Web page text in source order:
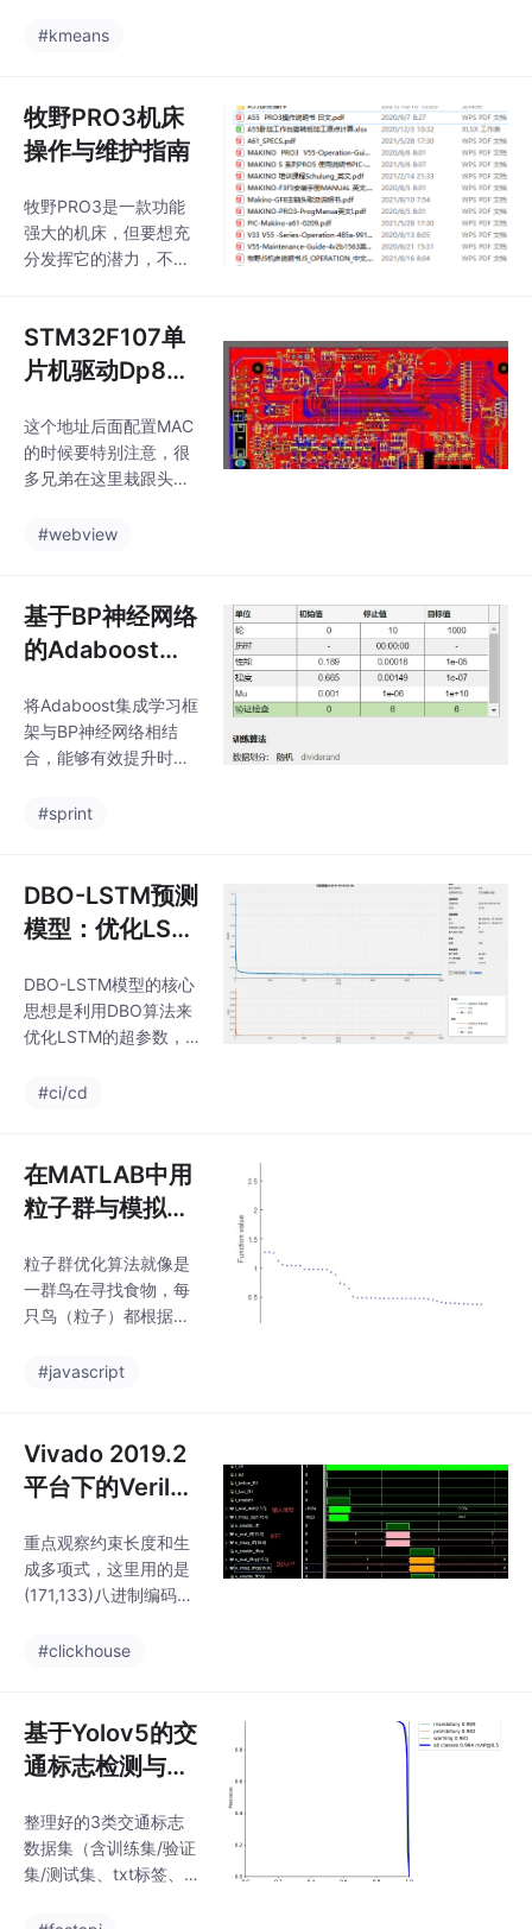
M32F107单片机驱动D
代
“姿势变化（比如歪头、
些现在都是用深度学习
（比如CNN，卷积神经
网络）解决的，但PCA
维+特征提取+分类”这
一套流程讲得明明白
白，绝对是每个想学机
的路）。哦为了让例子
更真实，给模特1的第二
#kmeans
牧野PRO3机床
操作与维护指南
牧野PRO3是一款功能
强大的机床，但要想充
分发挥它的潜力，不仅
维护方法。通过本文的
分享，希望你对PRO3
的操作和维护有了更深
入的了解，同时也欢迎
大家在实际使用中多多
交流和探讨！
STM32F107单
片机驱动Dp838
序 项目开发用到
了Dp83848这
这个地址后面配置MAC
的时候要特别注意，很
多兄弟在这里栽跟头。
48这一个以太网芯片，
份STM32F107单片机
驱动Dp83848的程序代
码例程，方便大家学习
开发用到了Dp83848这
一个以太网芯片，本人
发现其配置起来比较麻
M32F107单片机驱动D
代
#webview
基于BP神经网络
的Adaboost算
测
将Adaboost集成学习框
架与BP神经网络相结
合，能够有效提升时间
的泛化能力。通过迭代
适应复杂的时间序列变
化。模型训练时间较
长，尤其是当迭代次数
高，参数调优较为困难
基模型的选择与调整会
影响最终效果探索更高
减少训练时间研究其他
合其他特征提取方法，
提升模型性能。
#sprint
DBO-LSTM预测
模型：优化LST
的注释版
DBO-LSTM模型的核心
思想是利用DBO算法来
优化LSTM的超参数，
经元数量等。DBO是一
模拟蜣螂的滚球、跳舞
和繁殖行为来寻找最优
解。相比于传统的梯度
索能力上表现更好，不
容易陷入局部最优。DB
O-LSTM模型通过引入
的超参数，显著提升了
M，DBO-LS
#ci/cd
在MATLAB中用
粒子群与模拟退
分割
粒子群优化算法就像是
一群鸟在寻找食物，每
只鸟（粒子）都根据自
鸟的经验来调整自己的
示经过粒子群优化算法
和模拟退火算法处理后
的灰度图像分割结果，
的数量，聚类数量这个
参数对于图像分割效果
的影响还是挺大的，通
到不同聚类数量下的分
B ，在这个版本下执行
基于这两
#javascript
Vivado 2019.2
平台下的Verilog
解调系统：含编
译码、FFT、I...
重点观察约束长度和生
成多项式，这里用的是
(171,133)八进制编码。
统分为三大金刚：编码
处理频域时域转换，CP
模块就是循环前缀的装
卸工。CP长度设置为符
do的ILA抓波形发现符
号边界错位了3个周
期，后来发现是FFT核
#clickhouse
基于Yolov5的交
通标志检测与识
与数据集）
整理好的3类交通标志
数据集（含训练集/验证
集/测试集、txt标签、